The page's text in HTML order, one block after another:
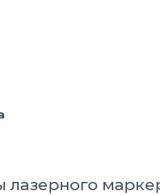
лазерного